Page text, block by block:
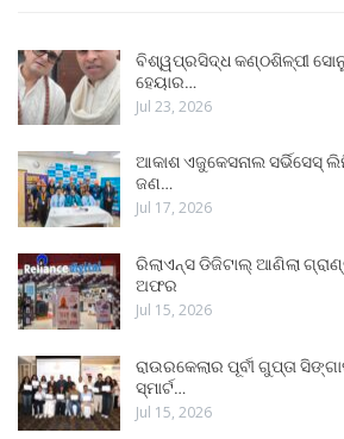
ବିଶ୍ୱପ୍ରସିଦ୍ଧ କଣ୍ଠଶିଳ୍ପୀ
ହେୟାର…
Jul 23, 2026
ଆକାଶ ଏଜୁକେସନାଲ ସର୍ଭିସେସ୍
ଜଣ…
Jul 17, 2026
ରିଲାଏନ୍ସ ଡିଜିଟାଲ୍ ଆଣିଲା
ଅଫର
Jul 15, 2026
ରାଉରକେଲାର ପୂର୍ବୀ ଗୁପ୍ତା
ସ୍ମାର୍ଟ…
Jul 15, 2026